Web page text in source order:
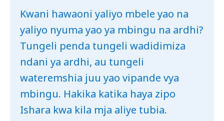
Kwani hawaoni yaliyo mbele yao na
yaliyo nyuma yao ya mbingu na ardhi?
Tungeli penda tungeli wadidimiza
ndani ya ardhi, au tungeli
wateremshia juu yao vipande vya
mbingu. Hakika katika haya zipo
Ishara kwa kila mja aliye tubia.